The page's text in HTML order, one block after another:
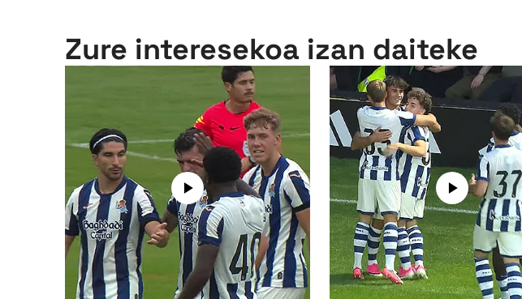
Zure interesekoa izan daiteke